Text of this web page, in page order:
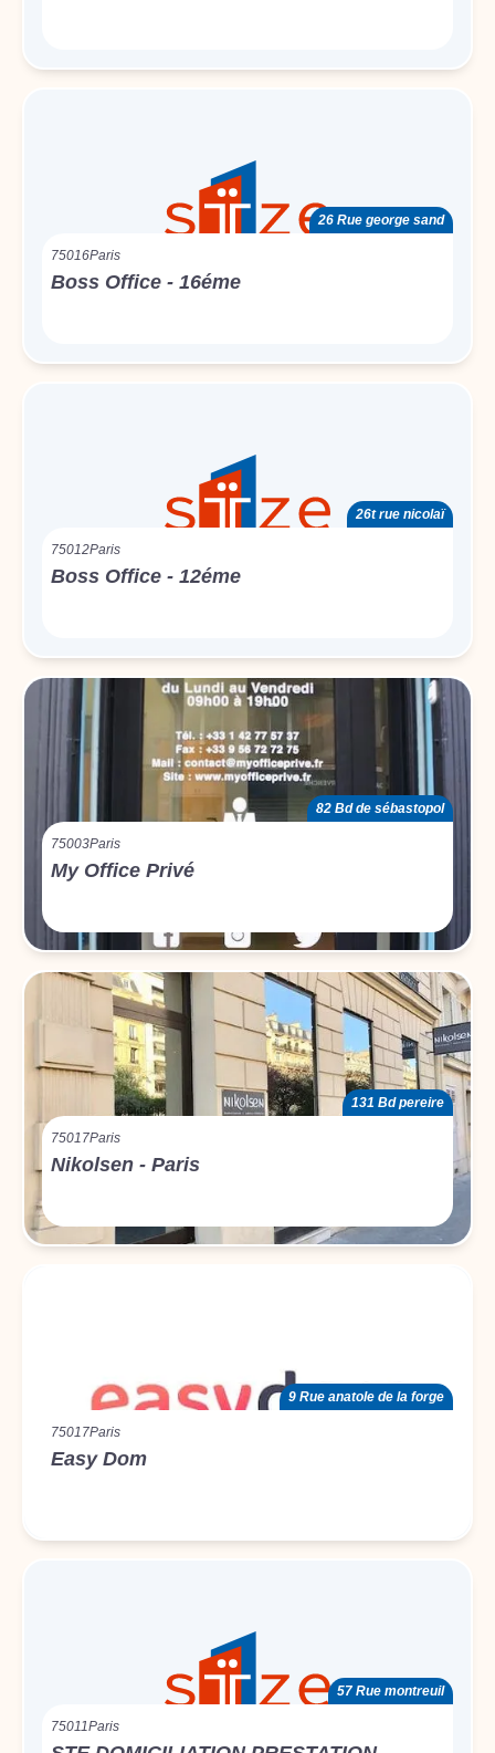
26 Rue george sand
75016Paris
Boss Office - 16éme
26t rue nicolaï
75012Paris
Boss Office - 12éme
82 Bd de sébastopol
75003Paris
My Office Privé
131 Bd pereire
75017Paris
Nikolsen - Paris
9 Rue anatole de la forge
75017Paris
Easy Dom
57 Rue montreuil
75011Paris